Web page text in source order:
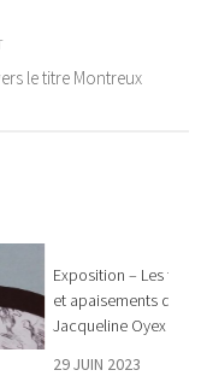
le titre Montreux
Exposition – Les
et apaisements de
Jacqueline Oyex
29 JUIN 2023